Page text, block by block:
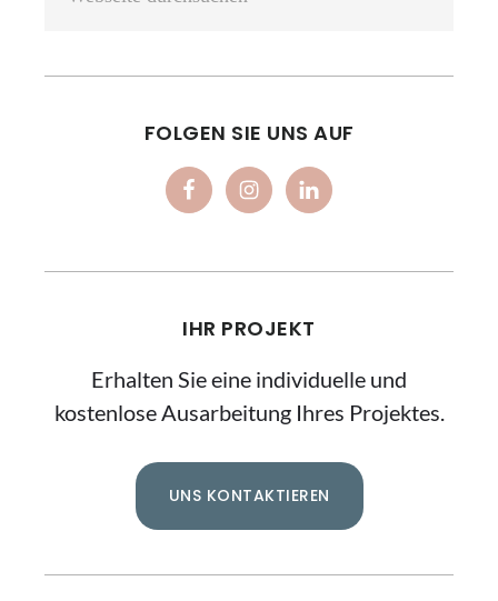
FOLGEN SIE UNS AUF
IHR PROJEKT
Erhalten Sie eine individuelle und
kostenlose Ausarbeitung Ihres Projektes.
UNS KONTAKTIEREN